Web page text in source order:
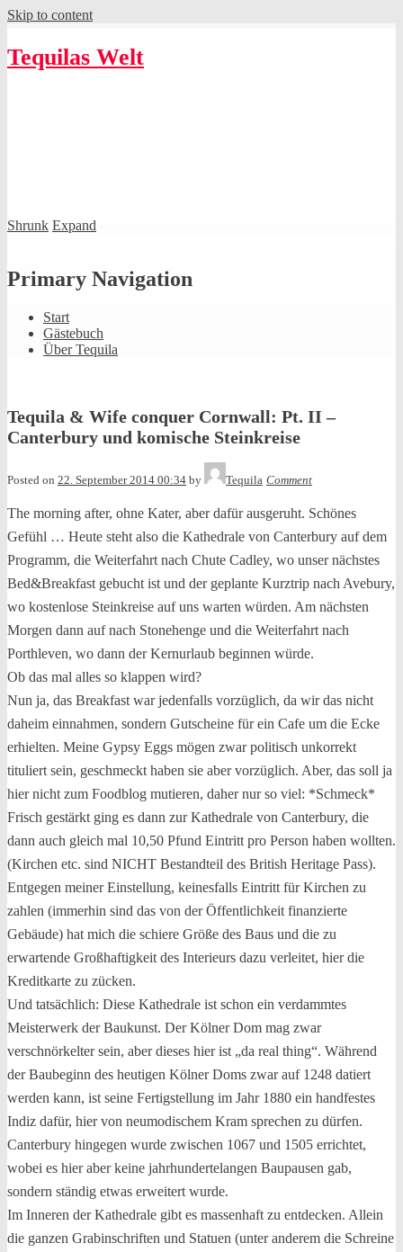
Skip to content
Tequilas Welt
Shrunk Expand
Primary Navigation
Start
Gästebuch
Über Tequila
Tequila & Wife conquer Cornwall: Pt. II –
Canterbury und komische Steinkreise
Posted on 22. September 2014 00:34 by Tequila Comment
The morning after, ohne Kater, aber dafür ausgeruht. Schönes
Gefühl … Heute steht also die Kathedrale von Canterbury auf dem
Programm, die Weiterfahrt nach Chute Cadley, wo unser nächstes
Bed&Breakfast gebucht ist und der geplante Kurztrip nach Avebury,
wo kostenlose Steinkreise auf uns warten würden. Am nächsten
Morgen dann auf nach Stonehenge und die Weiterfahrt nach
Porthleven, wo dann der Kernurlaub beginnen würde.
Ob das mal alles so klappen wird?
Nun ja, das Breakfast war jedenfalls vorzüglich, da wir das nicht
daheim einnahmen, sondern Gutscheine für ein Cafe um die Ecke
erhielten. Meine Gypsy Eggs mögen zwar politisch unkorrekt
tituliert sein, geschmeckt haben sie aber vorzüglich. Aber, das soll ja
hier nicht zum Foodblog mutieren, daher nur so viel: *Schmeck*
Frisch gestärkt ging es dann zur Kathedrale von Canterbury, die
dann auch gleich mal 10,50 Pfund Eintritt pro Person haben wollten.
(Kirchen etc. sind NICHT Bestandteil des British Heritage Pass).
Entgegen meiner Einstellung, keinesfalls Eintritt für Kirchen zu
zahlen (immerhin sind das von der Öffentlichkeit finanzierte
Gebäude) hat mich die schiere Größe des Baus und die zu
erwartende Großhaftigkeit des Interieurs dazu verleitet, hier die
Kreditkarte zu zücken.
Und tatsächlich: Diese Kathedrale ist schon ein verdammtes
Meisterwerk der Baukunst. Der Kölner Dom mag zwar
verschnörkelter sein, aber dieses hier ist „da real thing“. Während
der Baubeginn des heutigen Kölner Doms zwar auf 1248 datiert
werden kann, ist seine Fertigstellung im Jahr 1880 ein handfestes
Indiz dafür, hier von neumodischem Kram sprechen zu dürfen.
Canterbury hingegen wurde zwischen 1067 und 1505 errichtet,
wobei es hier aber keine jahrhundertelangen Baupausen gab,
sondern ständig etwas erweitert wurde.
Im Inneren der Kathedrale gibt es massenhaft zu entdecken. Allein
die ganzen Grabinschriften und Statuen (unter anderem die Schreine